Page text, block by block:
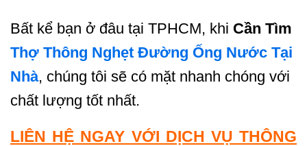
Bất kể bạn ở đâu tại TPHCM, khi Cần Tìm
Thợ Thông Nghẹt Đường Ống Nước Tại
Nhà, chúng tôi sẽ có mặt nhanh chóng với
chất lượng tốt nhất.
LIÊN HỆ NGAY VỚI DỊCH VỤ THÔNG